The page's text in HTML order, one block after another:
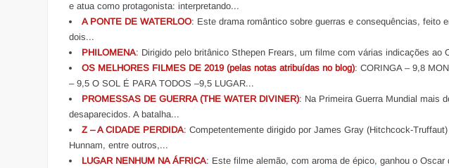
e atua como protagonista: interpretando...
A PONTE DE WATERLOO: Este drama romântico sobre guerras e consequências, feito
dois...
PHILOMENA: Dirigido pelo britânico Sthepen Frears, um filme com várias indicações ao
OS MELHORES FILMES DE 2019 (pelas notas atribuídas no blog): CORINGA – 9,8
– 9,5 O SOL É PARA TODOS –9,5 LUGAR...
PROMESSAS DE GUERRA (THE WATER DIVINER): Na Primeira Guerra Mundial mais
desaparecidos. A batalha...
Z – A CIDADE PERDIDA: Competentemente dirigido por James Gray (Hitchcock-
Hunnam, entre outros,...
LUGAR NENHUM NA ÁFRICA: Este filme alemão, com aroma de épico, ganhou o